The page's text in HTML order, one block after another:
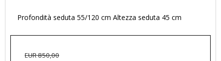
Profondità seduta 55/120 cm Altezza seduta 45 cm
EUR 850,00